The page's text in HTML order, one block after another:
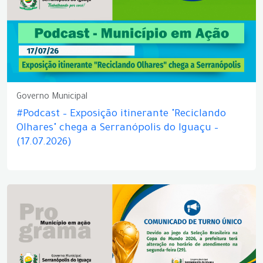
Governo Municipal
#Podcast – Exposição itinerante "Reciclando
Olhares" chega a Serranópolis do Iguaçu –
(17.07.2026)